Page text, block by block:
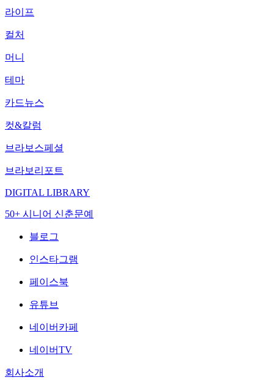
라이프
컬처
머니
테마
카드뉴스
컷&칼럼
브라보스페셜
브라보리포트
DIGITAL LIBRARY
50+ 시니어 신춘문예
블로그
인스타그램
페이스북
유튜브
네이버카페
네이버TV
회사소개